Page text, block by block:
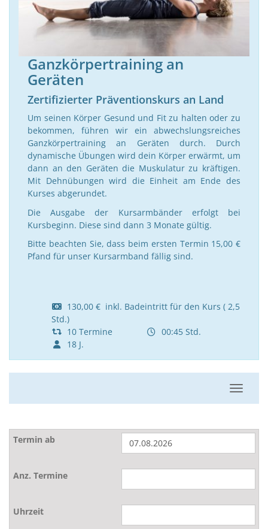
Ganzkörpertraining an
Geräten
Zertifizierter Präventionskurs an Land
Um seinen Körper Gesund und Fit zu halten oder zu
bekommen, führen wir ein abwechslungsreiches
Ganzkörpertraining an Geräten durch. Durch
dynamische Übungen wird dein Körper erwärmt, um
dann an den Geräten die Muskulatur zu kräftigen.
Mit Dehnübungen wird die Einheit am Ende des
Kurses abgerundet.
Die Ausgabe der Kursarmbänder erfolgt bei
Kursbeginn. Diese sind dann 3 Monate gültig.
Bitte beachten Sie, dass beim ersten Termin 15,00 €
Pfand für unser Kursarmband fällig sind.
130,00 € inkl. Badeintritt für den Kurs ( 2,5
Std.)
10 Termine
00:45 Std.
18 J.